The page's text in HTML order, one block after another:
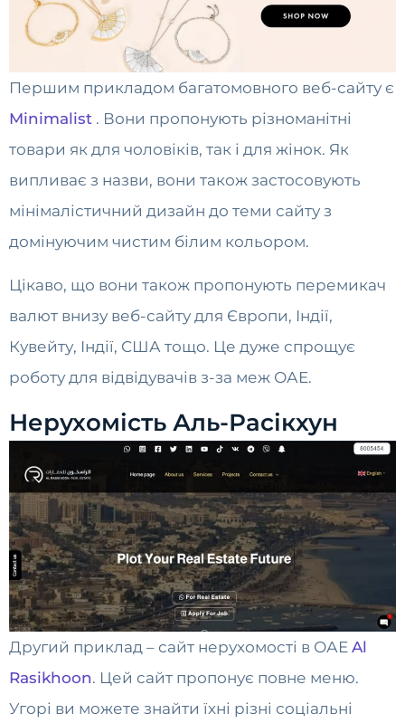
Першим прикладом багатомовного веб-сайту є
Minimalist . Вони пропонують різноманітні
товари як для чоловіків, так і для жінок. Як
випливає з назви, вони також застосовують
мінімалістичний дизайн до теми сайту з
домінуючим чистим білим кольором.
Цікаво, що вони також пропонують перемикач
валют внизу веб-сайту для Європи, Індії,
Кувейту, Індії, США тощо. Це дуже спрощує
роботу для відвідувачів з-за меж ОАЕ.
Нерухомість Аль-Расікхун
Другий приклад – сайт нерухомості в ОАЕ Al
Rasikhoon. Цей сайт пропонує повне меню.
Угорі ви можете знайти їхні різні соціальні